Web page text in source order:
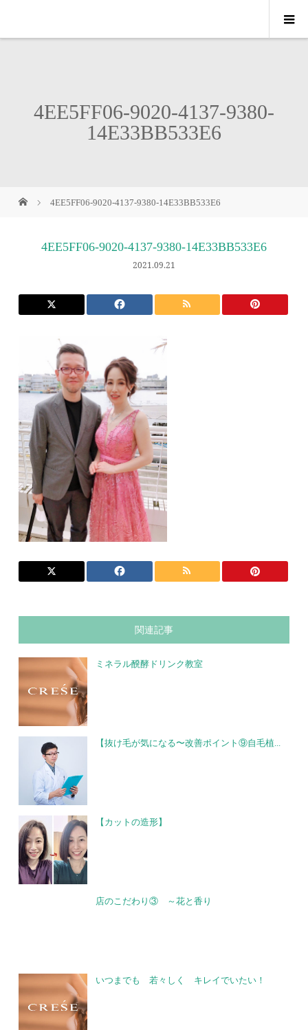
4EE5FF06-9020-4137-9380-
14E33BB533E6
4EE5FF06-9020-4137-9380-14E33BB533E6
4EE5FF06-9020-4137-9380-14E33BB533E6
2021.09.21
関連記事
ミネラル醗酵ドリンク教室
【抜け毛が気になる〜改善ポイント⑨自毛植...
【カットの造形】
店のこだわり③ ～花と香り
いつまでも 若々しく キレイでいたい！